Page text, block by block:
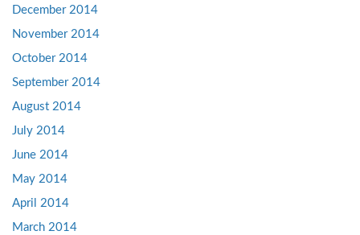
December 2014
November 2014
October 2014
September 2014
August 2014
July 2014
June 2014
May 2014
April 2014
March 2014